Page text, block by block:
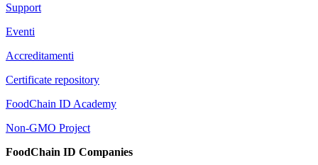
Support
Eventi
Accreditamenti
Certificate repository
FoodChain ID Academy
Non-GMO Project
FoodChain ID Companies